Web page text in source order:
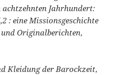
Jahrhundert:
: eine Missionsgeschichte
Originalberichten,
Kleidung der Barockzeit,